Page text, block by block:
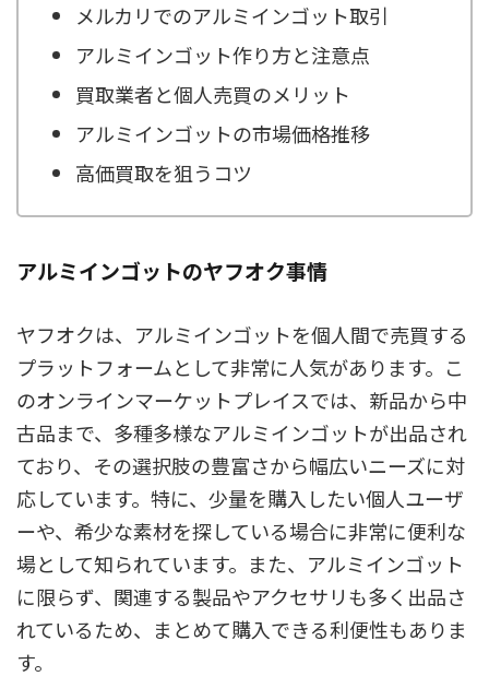
メルカリでのアルミインゴット取引
アルミインゴット作り方と注意点
買取業者と個人売買のメリット
アルミインゴットの市場価格推移
高価買取を狙うコツ
アルミインゴットのヤフオク事情
ヤフオクは、アルミインゴットを個人間で売買する
プラットフォームとして非常に人気があります。こ
のオンラインマーケットプレイスでは、新品から中
古品まで、多種多様なアルミインゴットが出品され
ており、その選択肢の豊富さから幅広いニーズに対
応しています。特に、少量を購入したい個人ユーザ
ーや、希少な素材を探している場合に非常に便利な
場として知られています。また、アルミインゴット
に限らず、関連する製品やアクセサリも多く出品さ
れているため、まとめて購入できる利便性もありま
す。